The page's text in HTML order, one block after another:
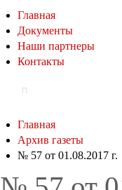
Главная
Документы
Наши партнеры
Контакты
Главная
Архив газеты
№ 57 от 01.08.2017 г.